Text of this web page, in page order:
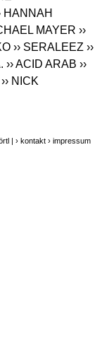
HANNAH
MAYER ››
›› SERALEEZ ››
›› ACID ARAB ››
›› NICK
|› kontakt › impressum